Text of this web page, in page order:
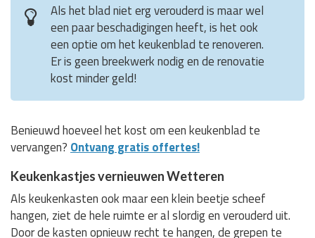
Als het blad niet erg verouderd is maar wel
een paar beschadigingen heeft, is het ook
een optie om het keukenblad te renoveren.
Er is geen breekwerk nodig en de renovatie
kost minder geld!
Benieuwd hoeveel het kost om een keukenblad te
vervangen? Ontvang gratis offertes!
Keukenkastjes vernieuwen Wetteren
Als keukenkasten ook maar een klein beetje scheef
hangen, ziet de hele ruimte er al slordig en verouderd uit.
Door de kasten opnieuw recht te hangen, de grepen te